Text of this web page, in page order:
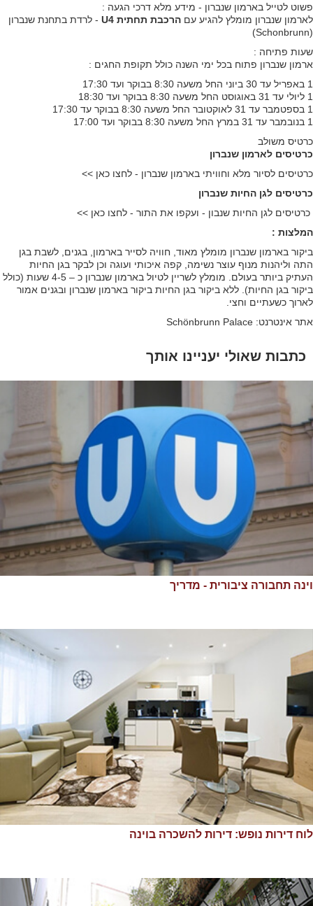
פשוט לטייל בארמון שנברון - מידע מלא דרכי הגעה :
לארמון שנברון מומלץ להגיע עם הרכבת תחתית U4
- לרדת בתחנת שנברון
(Schonbrunn)
שעות פתיחה :
ארמון שנברון פתוח בכל ימי השנה כולל תקופת החגים :
1 באפריל עד 30 ביוני החל משעה 8:30 בבוקר ועד 17:30
1 ליולי עד 31 באוגוסט החל משעה 8:30 בבוקר ועד 18:30
1 בספטמבר עד 31 לאוקטובר החל משעה 8:30 בבוקר עד 17:30
1 בנובמבר עד 31 במרץ החל משעה 8:30 בבוקר ועד 17:00
כרטיס משולב
כרטיסים לארמון שנברון
כרטיסים לסיור מלא וחוויתי בארמון שנברון - לחצו כאן >>
כרטיסים לגן החיות שנברון
כרטיסים לגן החיות שנבון - ועקפו את התור - לחצו כאן >>
המלצות :
ביקור בארמון שנברון מומלץ מאוד, חוויה לסייר בארמון, בגנים, לשבת בגן
התה וליהנות מנוף עוצר נשימה, קפה איכותי ועוגה וכן לבקר בגן החיות
העתיק ביותר בעולם. מומלץ לשריין לטיול בארמון שנברון כ – 4-5 שעות (כולל
ביקור בגן החיות). ללא ביקור בגן החיות ביקור בארמון שנברון ובגנים אמור
לארוך כשעתיים וחצי.
אתר אינטרנט: Schönbrunn Palace
כתבות שאולי יעניינו אותך
וינה תחבורה ציבורית - מדריך
לוח דירות נופש: דירות להשכרה בוינה